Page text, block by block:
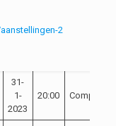
2
31-
1-
2023
20:00 Competitie